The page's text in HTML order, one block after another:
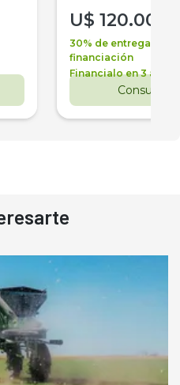
U$ 120.000
30% de entrega +
financiación
Financialo en 3 años
Consultar